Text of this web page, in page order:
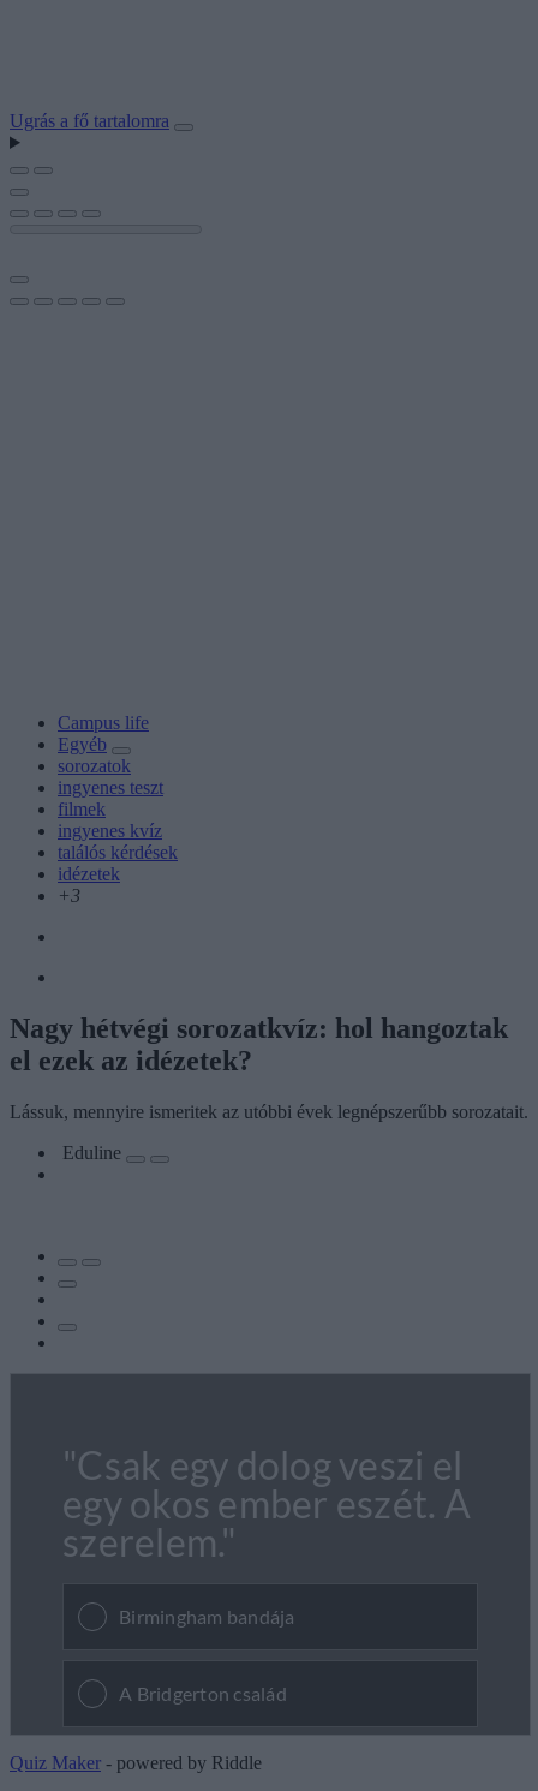
Ugrás a fő tartalomra
Campus life
Egyéb
sorozatok
ingyenes teszt
filmek
ingyenes kvíz
találós kérdések
idézetek
+3
Nagy hétvégi sorozatkvíz: hol hangoztak
el ezek az idézetek?
Lássuk, mennyire ismeritek az utóbbi évek legnépszerűbb sorozatait.
Eduline
Quiz Maker - powered by Riddle